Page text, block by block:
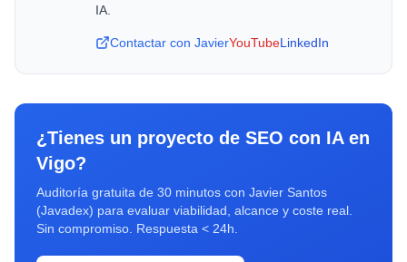
IA.
Contactar con JavierYouTubeLinkedIn
¿Tienes un proyecto de SEO con IAen
Vigo?
Auditoría gratuita de 30 minutos con Javier Santos
(Javadex) para evaluar viabilidad, alcance y coste real.
Sin compromiso. Respuesta < 24h.